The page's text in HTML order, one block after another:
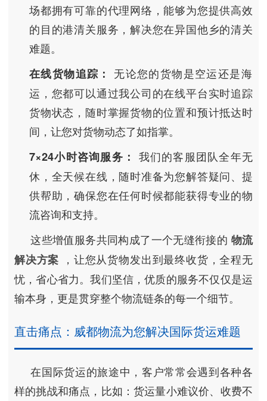
场都拥有可靠的代理网络，能够为您提供高效
的目的港清关服务，解决您在异国他乡的清关
难题。
在线货物追踪： 无论您的货物是空运还是海
运，您都可以通过我公司的在线平台实时追踪
货物状态，随时掌握货物的位置和预计抵达时
间，让您对货物动态了如指掌。
7×24小时咨询服务： 我们的客服团队全年无
休，全天候在线，随时准备为您解答疑问、提
供帮助，确保您在任何时候都能获得专业的物
流咨询和支持。
这些增值服务共同构成了一个无缝衔接的 物流
解决方案 ，让您从货物发出到最终收货，全程无
忧，省心省力。我们坚信，优质的服务不仅仅是运
输本身，更是贯穿整个物流链条的每一个细节。
直击痛点：威都物流为您解决国际货运难题
在国际货运的旅途中，客户常常会遇到各种各
样的挑战和痛点，比如：货运量小难议价、收费不